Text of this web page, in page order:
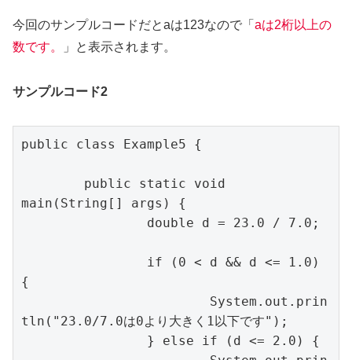
今回のサンプルコードだとaは123なので「 aは2桁以上の
数です。
」と表示されます。
サンプルコード2
public class Example5 {
main(String[] args) {
{
tln("23.0/7.0は0より大きく1以下です");